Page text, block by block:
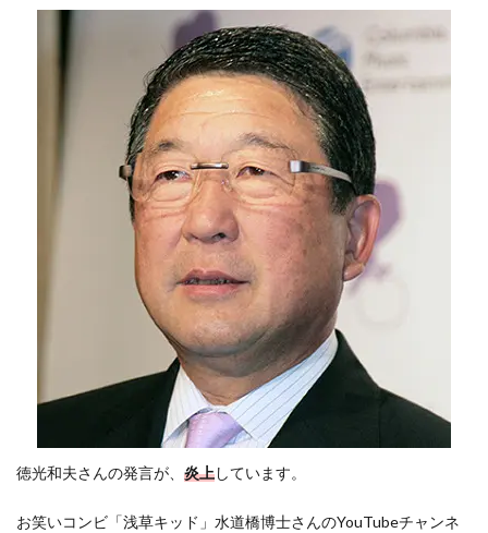
徳光和夫さんの発言が、 炎上しています。
お笑いコンビ「浅草キッド」水道橋博士さんのYouTubeチャンネ